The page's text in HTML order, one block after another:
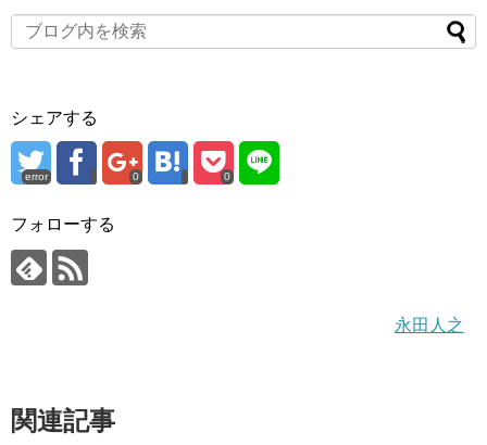
シェアする
error 0 0
フォローする
永田人之
関連記事